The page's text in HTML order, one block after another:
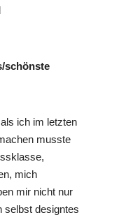
schönste
ich im letzten
musste
mich
mir nicht nur
selbst designtes